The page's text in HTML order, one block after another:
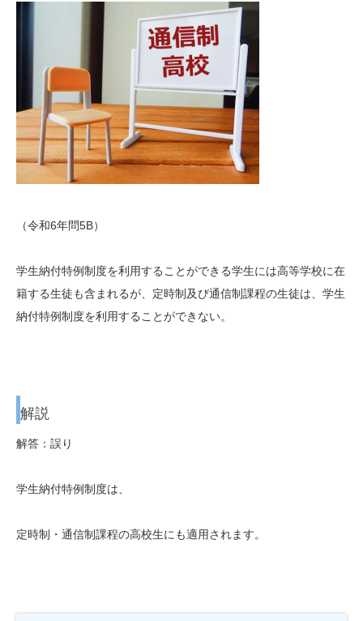
（令和6年問5B）
学生納付特例制度を利用することができる学生には高等学校に在
籍する生徒も含まれるが、定時制及び通信制課程の生徒は、学生
納付特例制度を利用することができない。
解説
解答：誤り
学生納付特例制度は、
定時制・通信制課程の高校生にも適用されます。